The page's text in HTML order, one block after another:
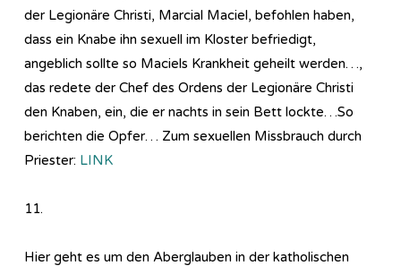
der Legionäre Christi, Marcial Maciel, befohlen haben,
dass ein Knabe ihn sexuell im Kloster befriedigt,
angeblich sollte so Maciels Krankheit geheilt werden…,
das redete der Chef des Ordens der Legionäre Christi
den Knaben, ein, die er nachts in sein Bett lockte…So
berichten die Opfer… Zum sexuellen Missbrauch durch
Priester: LINK
11.
Hier geht es um den Aberglauben in der katholischen